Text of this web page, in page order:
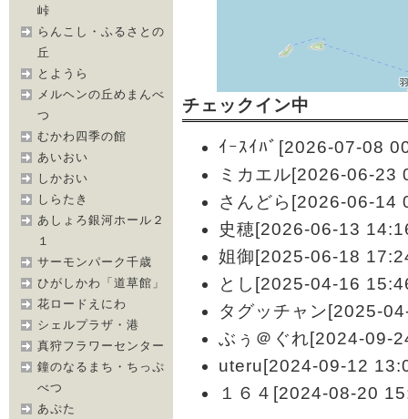
峠
らんこし・ふるさとの
丘
とようら
メルヘンの丘めまんべ
つ
むかわ四季の館
あいおい
しかおい
しらたき
あしょろ銀河ホール２
１
サーモンパーク千歳
ひがしかわ「道草館」
花ロードえにわ
シェルプラザ・港
真狩フラワーセンター
鐘のなるまち・ちっぷ
べつ
あぷた
チェックイン中
ｲｰｽｲﾊﾞ[2026-07-08
ミカエル[2026-06-23
さんどら[2026-06-14
史穂[2026-06-13
姐御[2025-06-18
とし[2025-04-16
タグッチャン[2025-
ぶぅ＠ぐれ[2024-09-
uteru[2024-09-12
１６４[2024-08-20